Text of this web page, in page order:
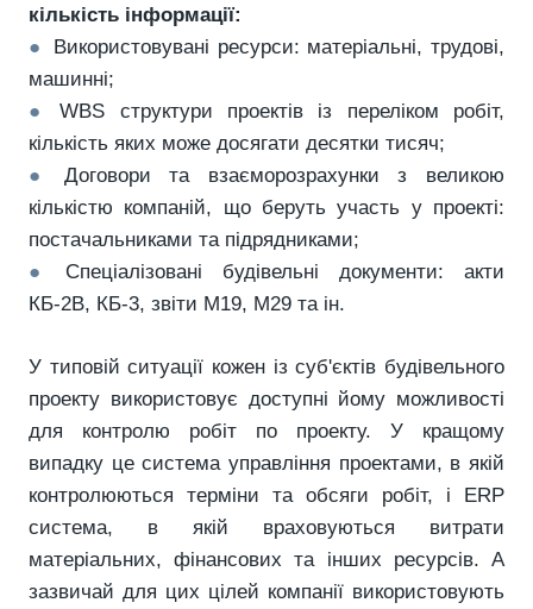
кількість інформації:
● Використовувані ресурси: матеріальні, трудові,
машинні;
●WBS структури проектів із переліком робіт,
кількість яких може досягати десятки тисяч;
● Договори та взаєморозрахунки з великою
кількістю компаній, що беруть участь у проекті:
постачальниками та підрядниками;
● Спеціалізовані будівельні документи: акти
КБ-2В, КБ-3, звіти М19, М29 та ін.
У типовій ситуації кожен із суб'єктів будівельного
проекту використовує доступні йому можливості
для контролю робіт по проекту. У кращому
випадку це система управління проектами, в якій
контролюються терміни та обсяги робіт, і ERP
система, в якій враховуються витрати
матеріальних, фінансових та інших ресурсів. А
зазвичай для цих цілей компанії використовують